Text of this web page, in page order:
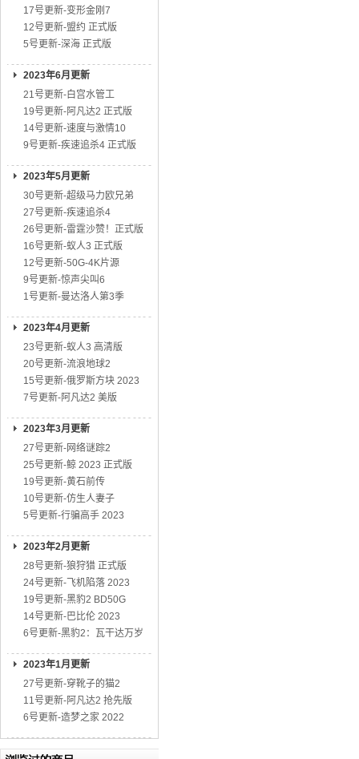
17号更新-变形金刚7
12号更新-盟约 正式版
5号更新-深海 正式版
2023年6月更新
21号更新-白宫水管工
19号更新-阿凡达2 正式版
14号更新-速度与激情10
9号更新-疾速追杀4 正式版
2023年5月更新
30号更新-超级马力欧兄弟
27号更新-疾速追杀4
26号更新-雷霆沙赞！正式版
16号更新-蚁人3 正式版
12号更新-50G-4K片源
9号更新-惊声尖叫6
1号更新-曼达洛人第3季
2023年4月更新
23号更新-蚁人3 高清版
20号更新-流浪地球2
15号更新-俄罗斯方块 2023
7号更新-阿凡达2 美版
2023年3月更新
27号更新-网络谜踪2
25号更新-鲸 2023 正式版
19号更新-黄石前传
10号更新-仿生人妻子
5号更新-行骗高手 2023
2023年2月更新
28号更新-狼狩猎 正式版
24号更新-飞机陷落 2023
19号更新-黑豹2 BD50G
14号更新-巴比伦 2023
6号更新-黑豹2：瓦干达万岁
2023年1月更新
27号更新-穿靴子的猫2
11号更新-阿凡达2 抢先版
6号更新-造梦之家 2022